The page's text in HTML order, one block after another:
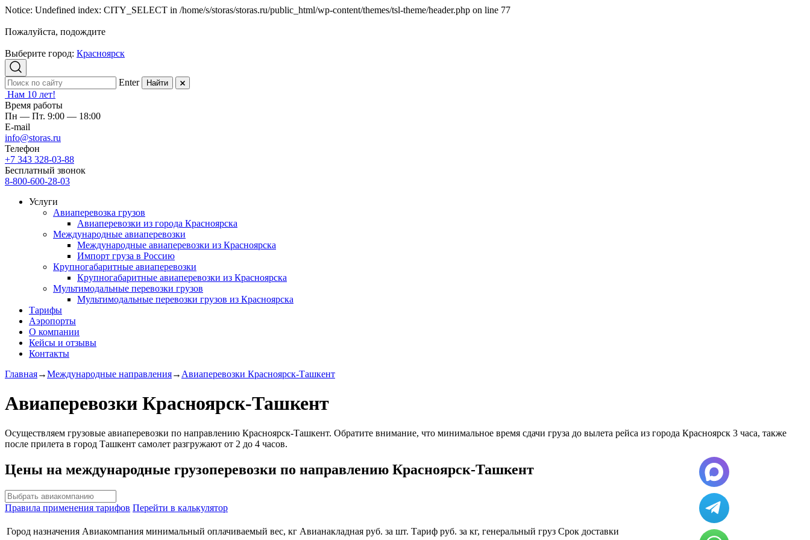
Notice: Undefined index: CITY_SELECT in /home/s/storas/storas.ru/public_html/wp-content/themes/tsl-theme/header.php on line 77
Пожалуйста, подождите
Выберите город: Красноярск
Enter Найти
Нам 10 лет!
Время работы
Пн — Пт. 9:00 — 18:00
E-mail
info@storas.ru
Телефон
+7 343 328-03-88
Бесплатный звонок
8-800-600-28-03
Услуги
Авиаперевозка грузов
Авиаперевозки из города Красноярска
Международные авиаперевозки
Международные авиаперевозки из Красноярска
Импорт груза в Россию
Крупногабаритные авиаперевозки
Крупногабаритные авиаперевозки из Красноярска
Мультимодальные перевозки грузов
Мультимодальные перевозки грузов из Красноярска
Тарифы
Аэропорты
О компании
Кейсы и отзывы
Контакты
Главная→Международные направления→ Авиаперевозки Красноярск-Ташкент
Авиаперевозки Красноярск-Ташкент
Осуществляем грузовые авиаперевозки по направлению Красноярск-Ташкент. Обратите внимание, что минимальное время сдачи груза до вылета рейса из города Красноярск 3 часа, также
после прилета в город Ташкент самолет разгружают от 2 до 4 часов.
Цены на международные грузоперевозки по направлению Красноярск-Ташкент
Правила применения тарифов Перейти в калькулятор
Город назначения Авиакомпания минимальный оплачиваемый вес, кг Авианакладная руб. за шт. Тариф руб. за кг, генеральный груз Срок доставки